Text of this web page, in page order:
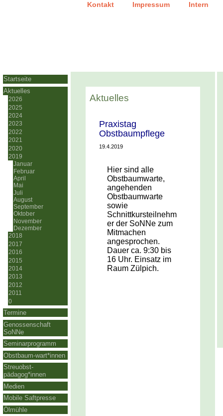
Kontakt Impressum Intern
Startseite
Aktuelles
2026
2025
2024
2023
2022
2021
2020
2019
Januar
Februar
April
Mai
Juli
August
September
Oktober
November
Dezember
2018
2017
2016
2015
2014
2013
2012
2011
0
Termine
Genossenschaft
SoNNe
Seminarprogramm
Obstbaum-wart*innen
Streuobst-
pädagog*innen
Medien
Mobile Saftpresse
Ölmühle
Aktuelles
Praxistag
Obstbaumpflege
19.4.2019
Hier sind alle
Obstbaumwarte,
angehenden
Obstbaumwarte
sowie
Schnittkursteilnehm
er der SoNNe zum
Mitmachen
angesprochen.
Dauer ca. 9:30 bis
16 Uhr. Einsatz im
Raum Zülpich.